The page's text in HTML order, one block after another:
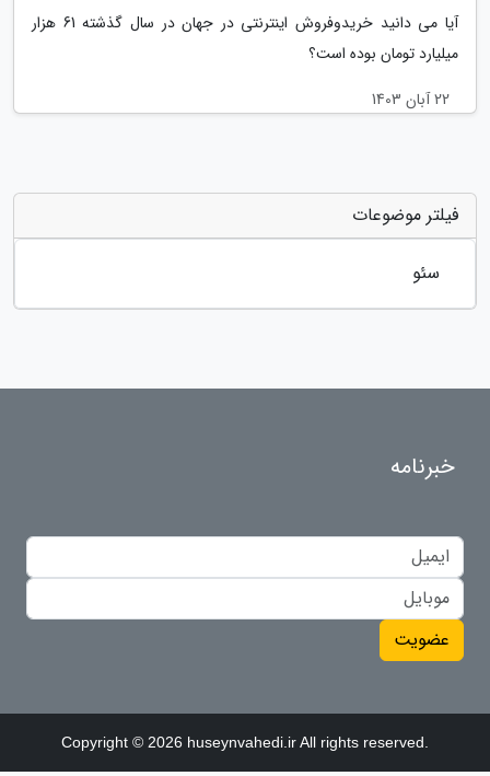
آیا می دانید خریدوفروش اینترنتی در جهان در سال گذشته 61 هزار
میلیارد تومان بوده است؟
22 آبان 1403
فیلتر موضوعات
سئو
خبرنامه
عضویت
Copyright © 2026 huseynvahedi.ir All rights reserved.